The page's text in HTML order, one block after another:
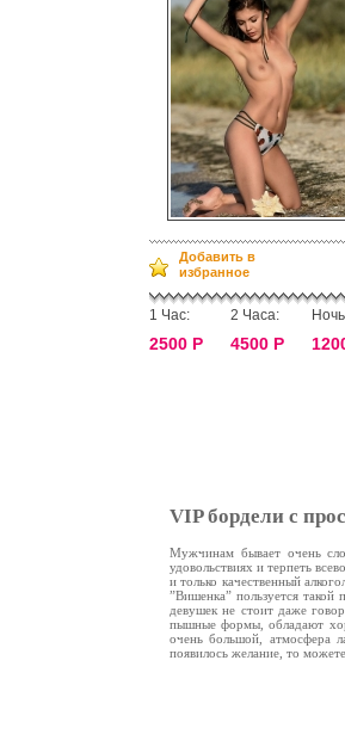
Добавить в
избранное
1 Час:
2500 Р
2 Часа:
4500 Р
VIP бордели с
Мужчинам бывает очень
удовольствиях и терпеть
и только качественный
”Вишенка” пользуется
девушек не стоит даже
пышные формы, обладают
очень большой, атмосфера
появилось желание, то